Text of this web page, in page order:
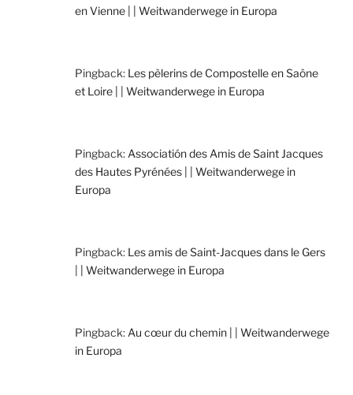
en Vienne | | Weitwanderwege in Europa
Pingback: Les pèlerins de Compostelle en Saône
et Loire | | Weitwanderwege in Europa
Pingback: Associatión des Amis de Saint Jacques
des Hautes Pyrénées | | Weitwanderwege in
Europa
Pingback: Les amis de Saint-Jacques dans le Gers
| | Weitwanderwege in Europa
Pingback: Au cœur du chemin | | Weitwanderwege
in Europa